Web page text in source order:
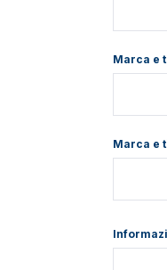
Marca e
Marca e